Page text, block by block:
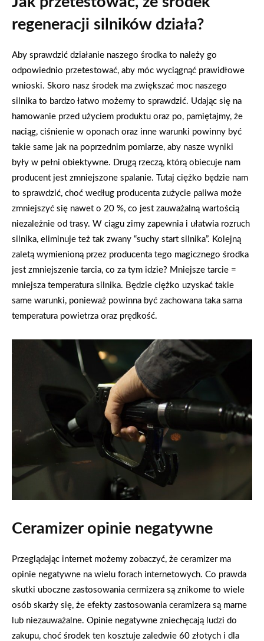
regeneracji silników działa?
Aby sprawdzić działanie naszego środka to należy go
odpowiednio przetestować, aby móc wyciągnąć prawidłowe
wnioski. Skoro nasz środek ma zwiększać moc naszego
silnika to bardzo łatwo możemy to sprawdzić. Udając się na
hamowanie przed użyciem produktu oraz po, pamiętajmy, że
naciąg, ciśnienie w oponach oraz inne warunki powinny być
takie same jak na poprzednim pomiarze, aby nasze wyniki
były w pełni obiektywne. Drugą rzeczą, którą obiecuje nam
producent jest zmniejszone spalanie. Tutaj ciężko będzie nam
to sprawdzić, choć według producenta zużycie paliwa może
zmniejszyć się nawet o 20 %, co jest zauważalną wartością
niezależnie od trasy. W ciągu zimy zapewnia i ułatwia rozruch
silnika, eliminuje też tak zwany “suchy start silnika”. Kolejną
zaletą wymienioną przez producenta tego magicznego środka
jest zmniejszenie tarcia, co za tym idzie? Mniejsze tarcie =
mniejsza temperatura silnika. Będzie ciężko uzyskać takie
same warunki, ponieważ powinna być zachowana taka sama
temperatura powietrza oraz prędkość.
Ceramizer opinie negatywne
Przeglądając internet możemy zobaczyć, że ceramizer ma
opinie negatywne na wielu forach internetowych. Co prawda
skutki uboczne zastosowania cermizera są znikome to wiele
osób skarży się, że efekty zastosowania ceramizera są marne
lub niezauważalne. Opinie negatywne zniechęcają ludzi do
zakupu, choć środek ten kosztuje zaledwie 60 złotych i dla